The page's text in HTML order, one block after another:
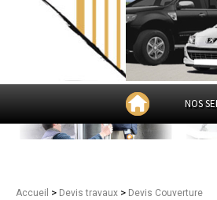
NOS
Accueil > Devis travaux > Devis Couverture